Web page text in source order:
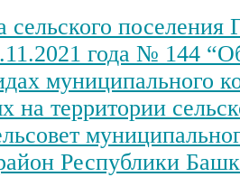
поселения
года № 144
муниципального
на территории
Республики